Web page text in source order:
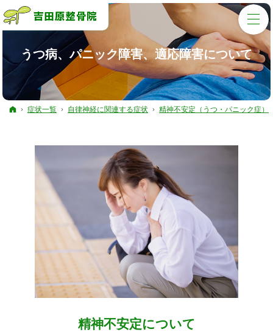
うつ病、パニック障害、適応障害について
ホーム
症状一覧 自律神経に関連する症状 精神不安定（うつ・パニック症）
精神不安定について